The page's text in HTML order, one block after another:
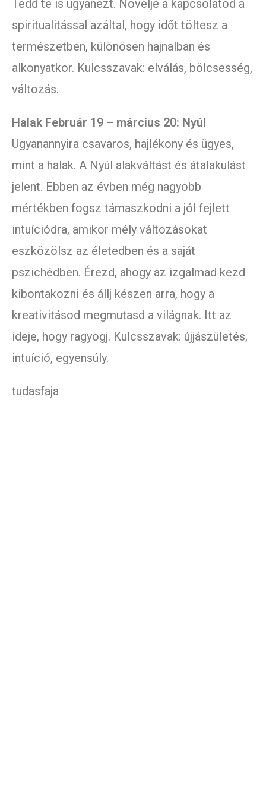
Tedd te is ugyanezt. Növelje a kapcsolatod a
spiritualitással azáltal, hogy időt töltesz a
természetben, különösen hajnalban és
alkonyatkor. Kulcsszavak: elválás, bölcsesség,
változás.
Halak Február 19 – március 20: Nyúl
Ugyanannyira csavaros, hajlékony és ügyes,
mint a halak. A Nyúl alakváltást és átalakulást
jelent. Ebben az évben még nagyobb
mértékben fogsz támaszkodni a jól fejlett
intuíciódra, amikor mély változásokat
eszközölsz az életedben és a saját
pszichédben. Érezd, ahogy az izgalmad kezd
kibontakozni és állj készen arra, hogy a
kreativitásod megmutasd a világnak. Itt az
ideje, hogy ragyogj. Kulcsszavak: újjászületés,
intuíció, egyensúly.
tudasfaja